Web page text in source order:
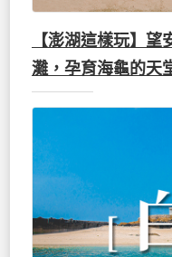
【澎湖這樣玩】
灘，孕育海龜的天